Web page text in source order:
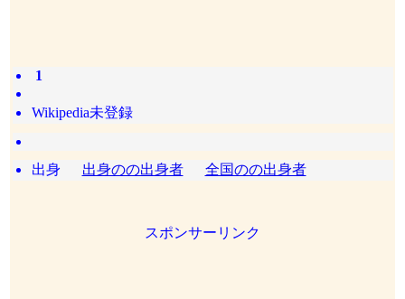
1
Wikipedia未登録
出身 出身のの出身者 全国のの出身者
スポンサーリンク